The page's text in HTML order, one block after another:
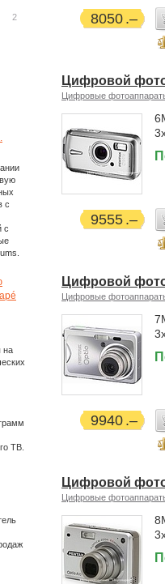
8050
Цифровой
Цифровые
9555
Цифровой
Цифровые
9940
Цифровой
Цифровые
2
с
с
на
ТВ.